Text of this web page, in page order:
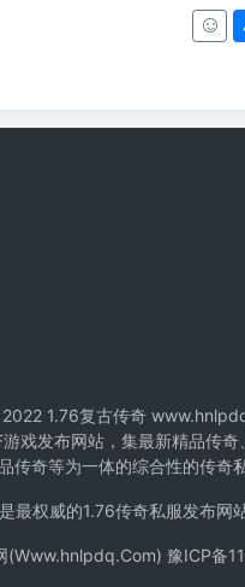
1.76复古传奇
戏发布网站，集最新精品传奇
传奇等为一体的综合性的传奇
最权威的1.76传奇私服发布网
(Www.hnlpdq.Com) 豫ICP备